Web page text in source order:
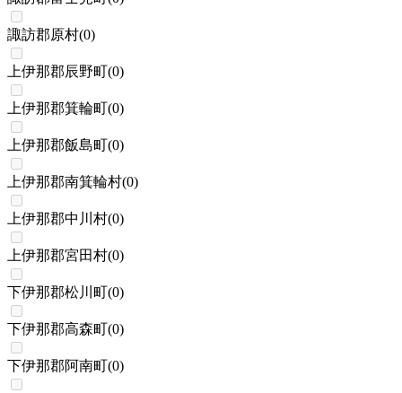
諏訪郡原村(0)
上伊那郡辰野町(0)
上伊那郡箕輪町(0)
上伊那郡飯島町(0)
上伊那郡南箕輪村(0)
上伊那郡中川村(0)
上伊那郡宮田村(0)
下伊那郡松川町(0)
下伊那郡高森町(0)
下伊那郡阿南町(0)